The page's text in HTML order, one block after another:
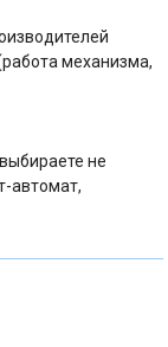
механизма,
не
автомат,